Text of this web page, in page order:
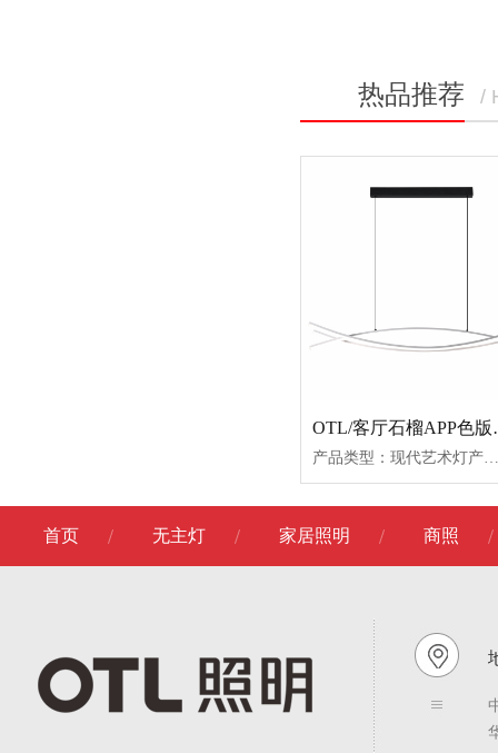
热品推荐 /
OTL/客
产品类型：现代艺术灯产品名称：OTL-61013产品功率：60W*2产品尺寸：1000*1500产品材质：铁+铝材产品颜色：沙白/砂黑
首页 无主灯 家居照明 商照